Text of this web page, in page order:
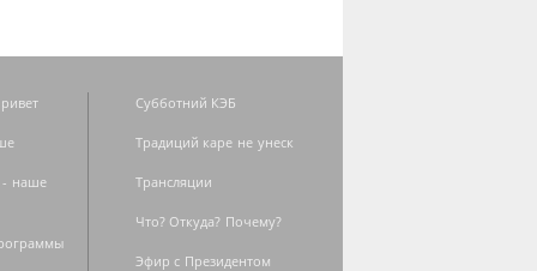
- наше
Субботний КЭБ
Традиций каре не унеск
Трансляции
Что? Откуда? Почему?
Эфир с Президентом